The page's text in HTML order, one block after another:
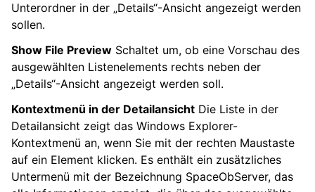
Unterordner in der „Details“-Ansicht angezeigt werden
sollen.
Show File Preview Schaltet um, ob eine Vorschau des
ausgewählten Listenelements rechts neben der
„Details“-Ansicht angezeigt werden soll.
Kontextmenü in der Detailansicht Die Liste in der
Detailansicht zeigt das Windows Explorer-
Kontextmenü an, wenn Sie mit der rechten Maustaste
auf ein Element klicken. Es enthält ein zusätzliches
Untermenü mit der Bezeichnung SpaceObServer, das